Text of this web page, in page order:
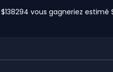
vous gagneriez estimé